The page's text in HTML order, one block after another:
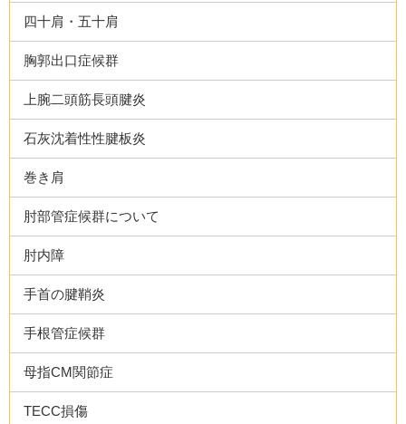
四十肩・五十肩
胸郭出口症候群
上腕二頭筋長頭腱炎
石灰沈着性性腱板炎
巻き肩
肘部管症候群について
肘内障
手首の腱鞘炎
手根管症候群
母指CM関節症
TECC損傷